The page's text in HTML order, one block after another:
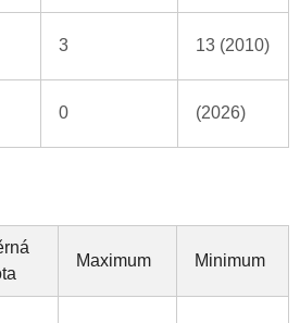
3 13 (2010)
0 (2026)
Maximum Minimum